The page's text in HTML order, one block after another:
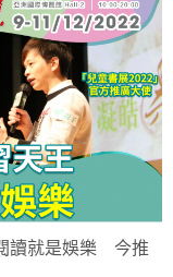
讀就是娛樂 今推